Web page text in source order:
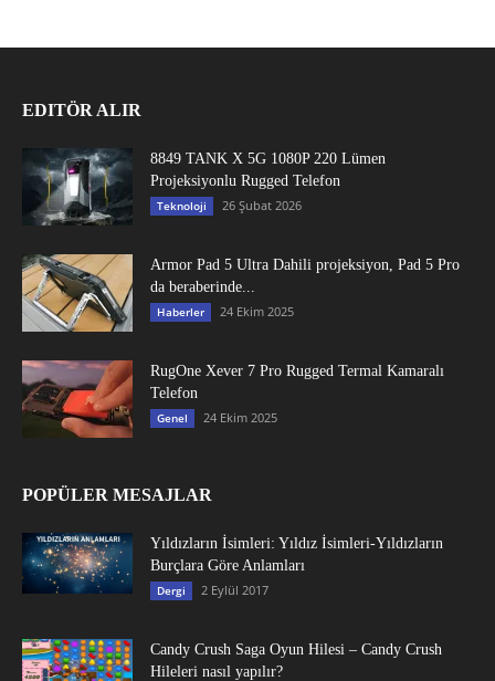
EDITÖR ALIR
8849 TANK X 5G 1080P 220 Lümen
Projeksiyonlu Rugged Telefon
Teknoloji 26 Şubat 2026
Armor Pad 5 Ultra Dahili projeksiyon, Pad 5 Pro
da beraberinde...
Haberler 24 Ekim 2025
RugOne Xever 7 Pro Rugged Termal Kamaralı
Telefon
Genel 24 Ekim 2025
POPÜLER MESAJLAR
Yıldızların İsimleri: Yıldız İsimleri-Yıldızların
Burçlara Göre Anlamları
Dergi 2 Eylül 2017
Candy Crush Saga Oyun Hilesi – Candy Crush
Hileleri nasıl yapılır?